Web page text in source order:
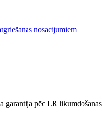
nosacijumiem
garantija pēc LR likumdošanas